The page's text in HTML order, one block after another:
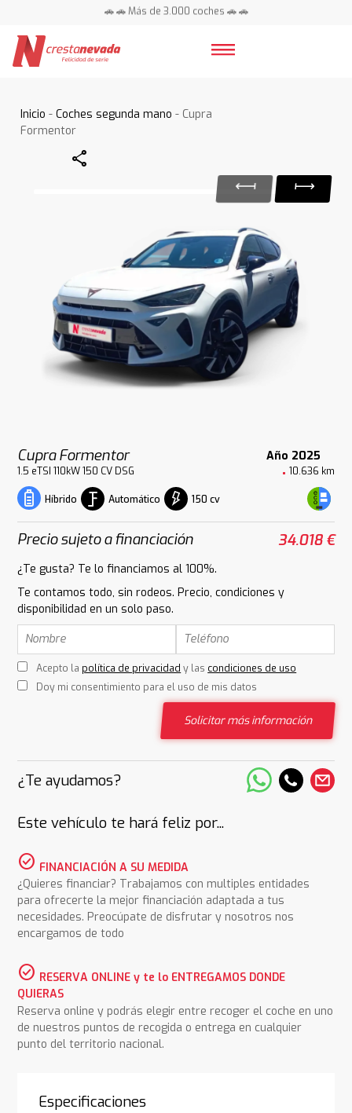
🚗 🚗 Más de 3.000 coches 🚗 🚗
Inicio -Coches segunda mano - Cupra
Formentor
Share
Cupra Formentor Año 2025
1.5 eTSI 110kW 150 CV DSG 10.636 km
Híbrido Automático 150 cv
Precio sujeto a financiación 34.018 €
¿Te gusta? Te lo financiamos al 100%.
Te contamos todo, sin rodeos. Precio, condiciones y
disponibilidad en un solo paso.
Acepto la política de privacidad y las condiciones de uso
Doy mi consentimiento para el uso de mis datos
Solicitar más información
¿Te ayudamos?
Este vehículo te hará feliz por...
check_circle FINANCIACIÓN A SU MEDIDA
¿Quieres financiar? Trabajamos con multiples entidades
para ofrecerte la mejor financiación adaptada a tus
necesidades. Preocúpate de disfrutar y nosotros nos
encargamos de todo
check_circle RESERVA ONLINE y te lo ENTREGAMOS DONDE
QUIERAS
Reserva online y podrás elegir entre recoger el coche en uno
de nuestros puntos de recogida o entrega en cualquier
punto del territorio nacional.
Especificaciones